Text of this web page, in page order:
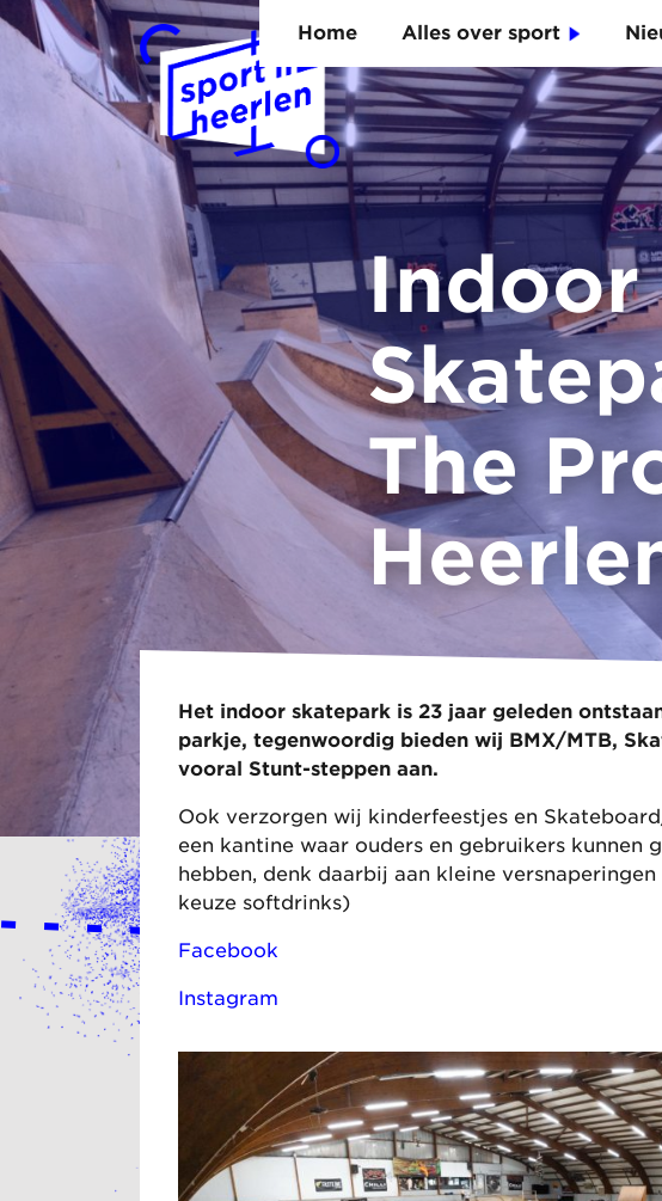
Home Alles over sport
Indoor
The
Het indoor skatepark is 23 jaar geleden
parkje, tegenwoordig bieden wij BMX/MTB,
vooral Stunt-steppen aan.
Ook verzorgen wij kinderfeestjes en
een kantine waar ouders en gebruikers kunnen
hebben, denk daarbij aan kleine
keuze softdrinks)
Facebook
Instagram